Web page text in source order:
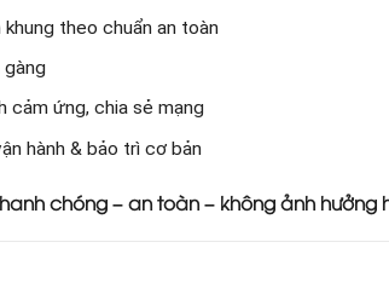
theo chuẩn an toàn
gàng
cảm ứng, chia sẻ mạng
hành & bảo trì cơ bản
chóng – an toàn – không ảnh hưởng